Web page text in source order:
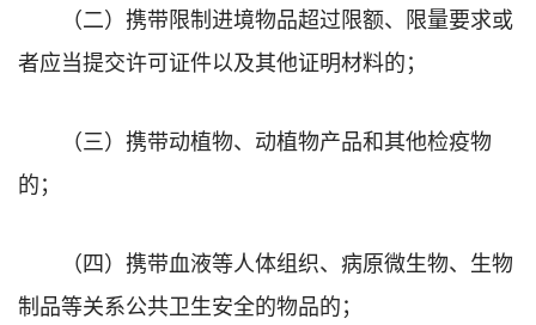
（二）携带限制进境物品超过限额、限量要求或
者应当提交许可证件以及其他证明材料的；
（三）携带动植物、动植物产品和其他检疫物
的；
（四）携带血液等人体组织、病原微生物、生物
制品等关系公共卫生安全的物品的；